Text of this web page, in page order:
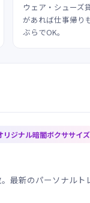
ウェア・シューズ
があれば仕事帰り
ぶらでOK。
リジナル暗闇ボクササイズ
最新のパーソナル